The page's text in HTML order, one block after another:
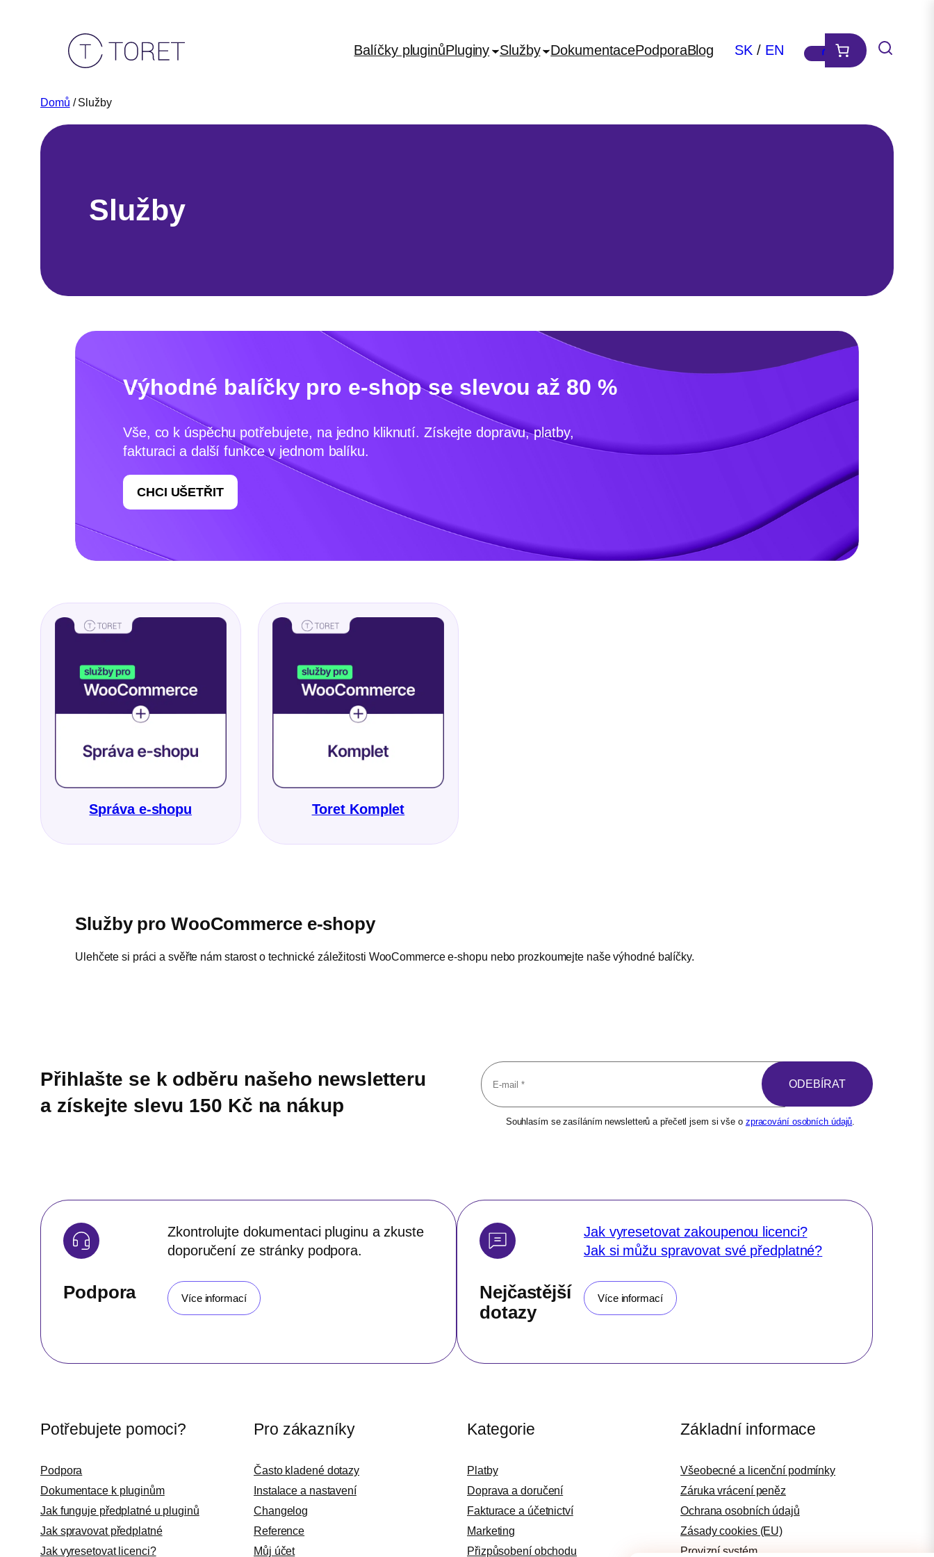
Balíčky pluginůPluginy Služby DokumentacePodporaBlog SK / EN
Domů / Služby
Služby
Výhodné balíčky pro e-shop se slevou až 80 %
Vše, co k úspěchu potřebujete, na jedno kliknutí. Získejte dopravu, platby,
fakturaci a další funkce v jednom balíku.
CHCI UŠETŘIT
Správa e-shopu Toret Komplet
Služby pro WooCommerce e-shopy
Ulehčete si práci a svěřte nám starost o technické záležitosti WooCommerce e-shopu nebo prozkoumejte naše výhodné balíčky.
Přihlašte se k odběru našeho newsletteru
a získejte slevu 150 Kč na nákup
Souhlasím se zasíláním newsletterů a přečetl jsem si vše o zpracování osobních údajů.
Podpora
Zkontrolujte dokumentaci pluginu a zkuste
doporučení ze stránky podpora.
Více informací
Nejčastější
dotazy
Jak vyresetovat zakoupenou licenci?
Jak si můžu spravovat své předplatné?
Více informací
Potřebujete pomoci?
Podpora
Dokumentace k pluginům
Jak funguje předplatné u pluginů
Jak spravovat předplatné
Jak vyresetovat licenci?
Pro zákazníky
Často kladené dotazy
Instalace a nastavení
Changelog
Reference
Můj účet
Kategorie
Platby
Doprava a doručení
Fakturace a účetnictví
Marketing
Přizpůsobení obchodu
Základní informace
Všeobecné a licenční podmínky
Záruka vrácení peněz
Ochrana osobních údajů
Zásady cookies (EU)
Provizní systém